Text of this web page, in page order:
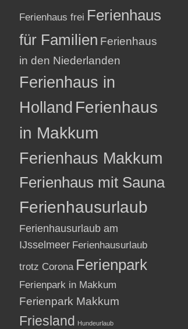
Ferienhaus frei Ferienhaus
für Familien Ferienhaus
in den Niederlanden
Ferienhaus in
Holland Ferienhaus
in Makkum
Ferienhaus Makkum
Ferienhaus mit Sauna
Ferienhausurlaub
Ferienhausurlaub am
IJsselmeer Ferienhausurlaub
trotz Corona Ferienpark
Ferienpark in Makkum
Ferienpark Makkum
Friesland Hundeurlaub